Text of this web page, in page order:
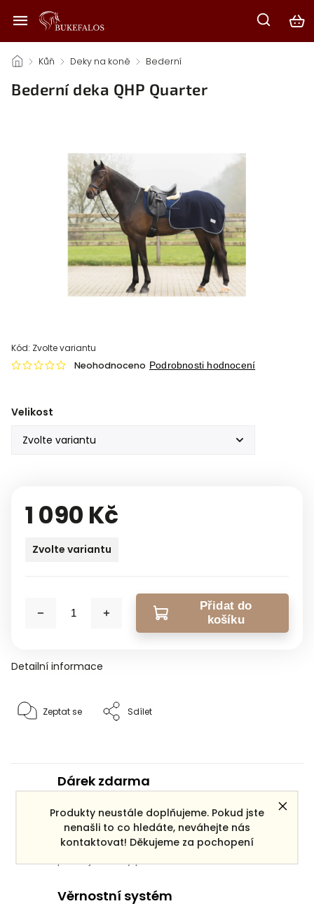
Produkty neustále doplňujeme. Pokud jste
nenašli to co hledáte, neváhejte nás
kontaktovat! Děkujeme za pochopení
/ Kůň / Deky na koně / Bederní
Bederní deka QHP Quarter
Kód: Zvolte variantu
Neohodnoceno Podrobnosti hodnocení
Velikost
1 090 Kč
Zvolte variantu
Přidat do
košíku
Detailní informace
Zeptat se Sdílet
Dárek zdarma
Doprava zdarma
Věrnostní systém